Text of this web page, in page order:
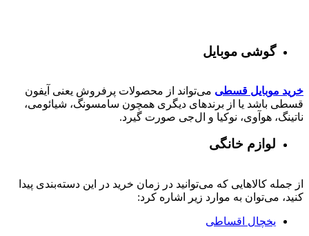
گوشی موبایل
خرید موبایل قسطی می‌تواند از محصولات پرفروش یعنی آیفون
قسطی باشد یا از برندهای دیگری همچون سامسونگ، شیائومی،
ناتینگ، هوآوی، نوکیا و ال‌جی صورت گیرد.
لوازم خانگی
از جمله کالاهایی که می‌توانید در زمان خرید در این دسته‌بندی پیدا
کنید، می‌توان به موارد زیر اشاره کرد:
یخچال اقساطی